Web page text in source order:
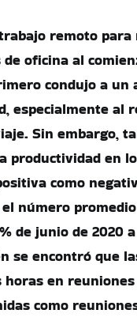
remoto para
oficina al
condujo a un
especialmente al
Sin embargo,
productividad en
como
número
de junio de 2020
se encontró que
horas en
como